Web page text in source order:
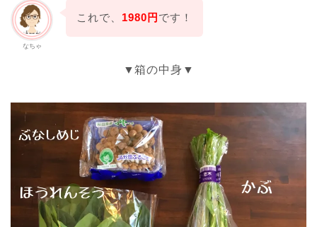
なちゃ
これで、 1980 円 です！
▼箱の中身▼